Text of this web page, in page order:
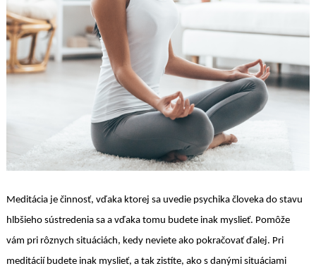
Meditácia je činnosť, vďaka ktorej sa uvedie psychika človeka do stavu
hlbšieho sústredenia sa a vďaka tomu budete inak myslieť. Pomôže
vám pri rôznych situáciách, kedy neviete ako pokračovať ďalej. Pri
meditácií budete inak myslieť, a tak zistíte, ako s danými situáciami